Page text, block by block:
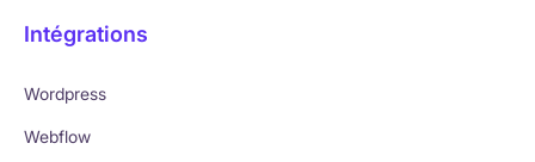
Intégrations
Wordpress
Webflow